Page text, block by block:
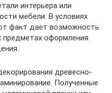
интерьера или
мебели. В условиях
факт дает возможность
предметах оформления
древесно-
Полученные